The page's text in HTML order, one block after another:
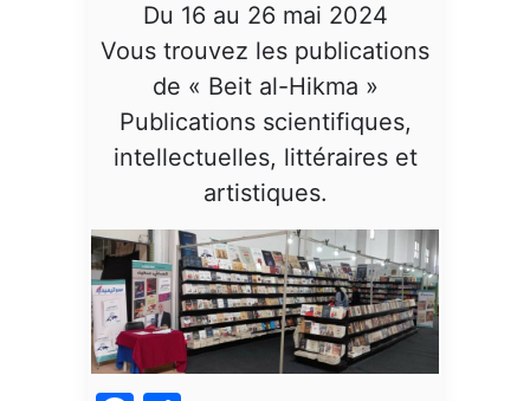
Du 16 au 26 mai 2024
Vous trouvez les publications
de « Beit al-Hikma »
Publications scientifiques,
intellectuelles, littéraires et
artistiques.